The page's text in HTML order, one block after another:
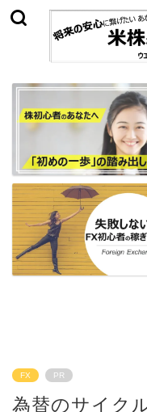
FX PR
為替のサイク